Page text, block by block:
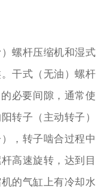
螺杆压缩机和湿式
干式（无油）螺杆
必要间隙，通常使
转子（主动转子）
，转子啮合过程中
高速旋转，达到目
的气缸上有冷却水